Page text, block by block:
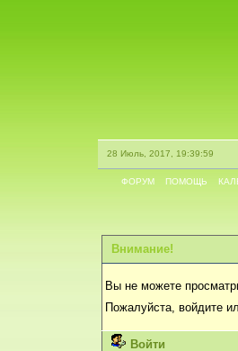
28 Июль, 2017, 19:39:59
ФОРУМ ПОМОЩЬ
Внимание!
Вы не можете
Пожалуйста, войдите
Войти